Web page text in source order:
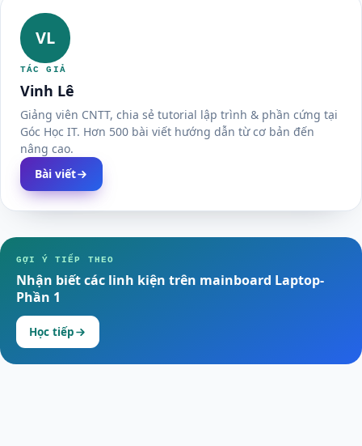
VL
TÁC GIẢ
Vinh Lê
Giảng viên CNTT, chia sẻ tutorial lập trình & phần cứng tại
Góc Học IT. Hơn 500 bài viết hướng dẫn từ cơ bản đến
nâng cao.
Bài viết
GỢI Ý TIẾP THEO
Nhận biết các linh kiện trên mainboard Laptop-
Phần 1
Học tiếp